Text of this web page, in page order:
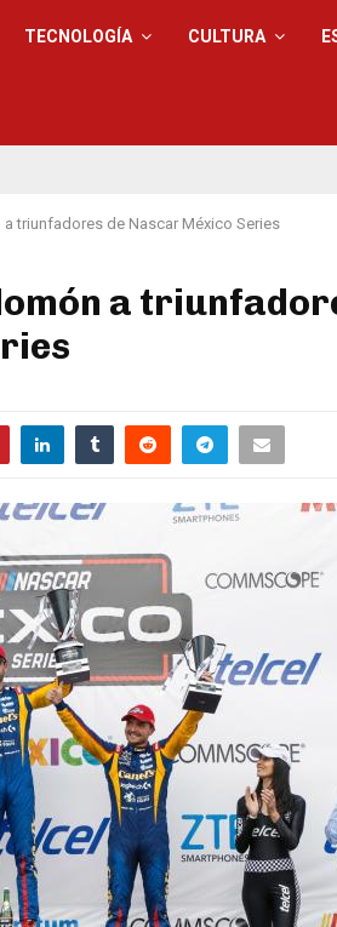
TECNOLOGÍA CULTURA
a triunfadores de Nascar México Series
a